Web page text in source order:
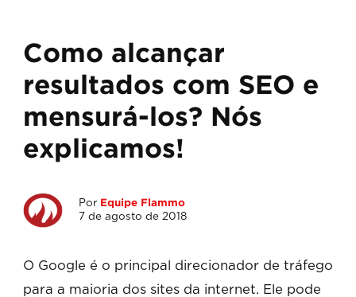
Como alcançar
resultados com SEO e
mensurá-los? Nós
explicamos!
Por Equipe Flammo
7 de agosto de 2018
O Google é o principal direcionador de tráfego
para a maioria dos sites da internet. Ele pode